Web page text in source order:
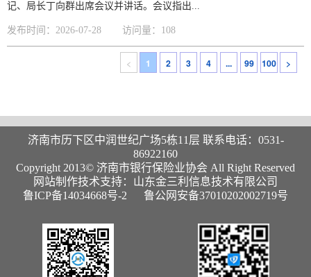
记、局长丁向群出席会议并讲话。会议指出...
发布时间：2026-07-28 访问量：108
< 1 2 3 4 ... 99 100 >
济南市历下区中润世纪广场5栋11层 联系电话：0531-
86922160
Copyright 2013© 济南市银行保险业协会 All Right Reserved
网站制作技术支持：山东金三利信息技术有限公司
鲁ICP备14034668号-2
鲁公网安备37010202002719号